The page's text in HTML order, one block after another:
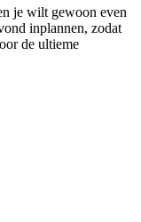
je wilt gewoon even
inplannen, zodat
de ultieme